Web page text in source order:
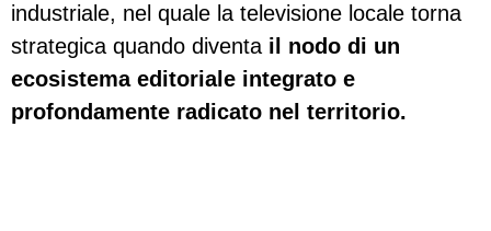
industriale, nel quale la televisione locale torna
strategica quando diventa il nodo di un
ecosistema editoriale integrato e
profondamente radicato nel territorio.